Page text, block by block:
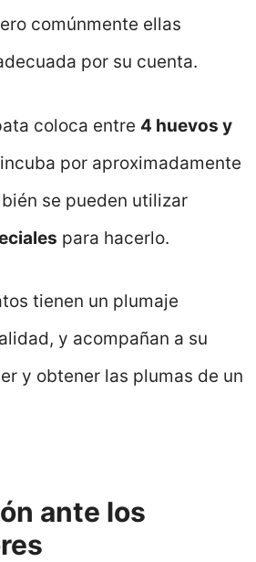
comúnmente ellas
por su cuenta.
coloca entre 4 huevos y
por aproximadamente
se pueden utilizar
para hacerlo.
tienen un plumaje
y acompañan a su
y obtener las plumas de un
ante los